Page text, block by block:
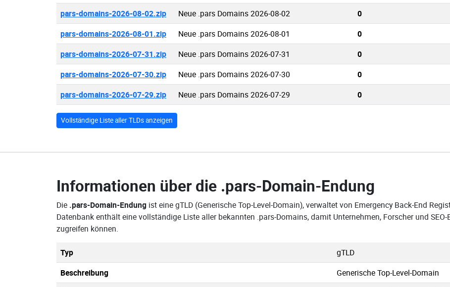
pars-domains-2026-08-02.zip Neue .pars Domains 2026-08-02 0
pars-domains-2026-08-01.zip Neue .pars Domains 2026-08-01 0
pars-domains-2026-07-31.zip Neue .pars Domains 2026-07-31 0
pars-domains-2026-07-30.zip Neue .pars Domains 2026-07-30 0
pars-domains-2026-07-29.zip Neue .pars Domains 2026-07-29 0
Vollständige Liste aller TLDs anzeigen
Informationen über die .pars-Domain-Endung
Die .pars-Domain-Endung ist eine gTLD (Generische Top-Level-Domain), verwaltet von Emergency Back-End
Datenbank enthält eine vollständige Liste aller bekannten .pars-Domains, damit Unternehmen, Forscher und
zugreifen können.
Typ
gTLD
Beschreibung
Generische Top-Level-Domain